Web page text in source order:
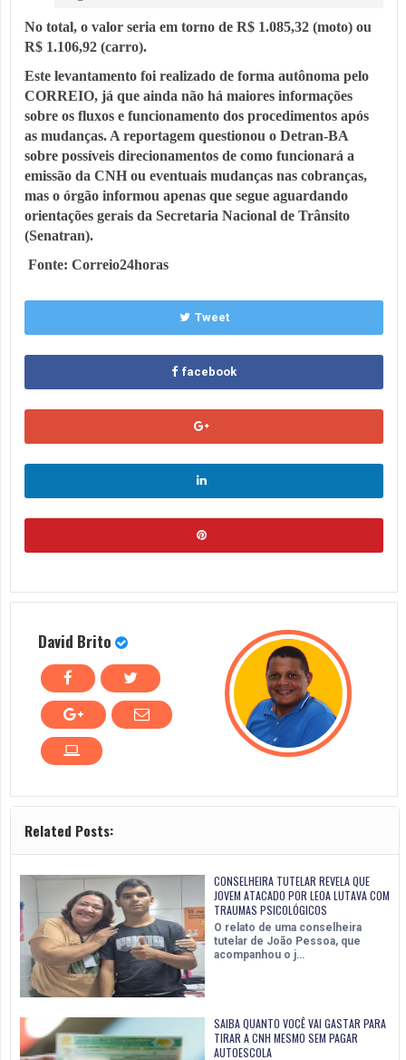
No total, o valor seria em torno de R$ 1.085,32 (moto) ou
R$ 1.106,92 (carro).
Este levantamento foi realizado de forma autônoma pelo
CORREIO, já que ainda não há maiores informações
sobre os fluxos e funcionamento dos procedimentos após
as mudanças. A reportagem questionou o Detran-BA
sobre possíveis direcionamentos de como funcionará a
emissão da CNH ou eventuais mudanças nas cobranças,
mas o órgão informou apenas que segue aguardando
orientações gerais da Secretaria Nacional de Trânsito
(Senatran).
Fonte: Correio24horas
Tweet
facebook
David Brito
Related Posts:
CONSELHEIRA TUTELAR REVELA QUE
JOVEM ATACADO POR LEOA LUTAVA COM
TRAUMAS PSICOLÓGICOS
O relato de uma conselheira
tutelar de João Pessoa, que
acompanhou o j…
SAIBA QUANTO VOCÊ VAI GASTAR PARA
TIRAR A CNH MESMO SEM PAGAR
AUTOESCOLA